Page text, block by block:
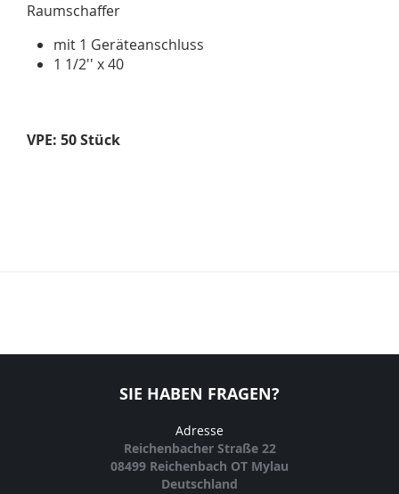
Raumschaffer
mit 1 Geräteanschluss
1 1/2'' x 40
VPE: 50 Stück
SIE HABEN FRAGEN?
Adresse
Reichenbacher Straße 22
08499 Reichenbach OT Mylau
Deutschland